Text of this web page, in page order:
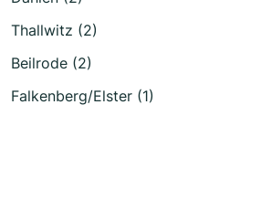
Thallwitz (2)
Beilrode (2)
Falkenberg/Elster (1)